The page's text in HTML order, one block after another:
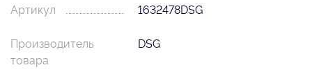
Артикул 1632478DSG
Производитель
товара
DSG